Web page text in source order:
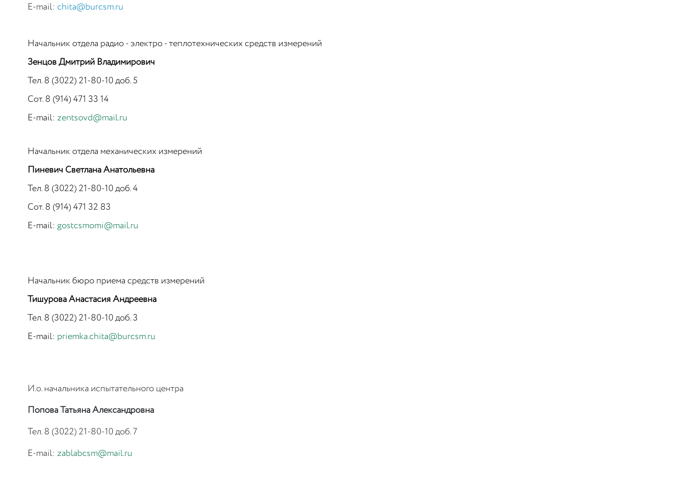
E-mail: chita@burcsm.ru
Начальник отдела радио - электро - теплотехнических средств измерений
Зенцов Дмитрий Владимирович
Тел. 8 (3022) 21-80-10 доб. 5
Сот.8 (914) 471 33 14
E-mail: zentsovd@mail.ru
Начальник отдела механических измерений
Пиневич Светлана Анатольевна
Тел. 8 (3022) 21-80-10 доб. 4
Сот.8 (914) 471 32 83
E-mail: gostcsmomi@mail.ru
Начальник бюро приема средств измерений
Тишурова Анастасия Андреевна
Тел. 8 (3022) 21-80-10 доб. 3
E-mail: priemka.chita@burcsm.ru
И.о. начальника испытательного центра
Попова Татьяна Александровна
Тел. 8 (3022) 21-80-10 доб. 7
E-mail: zablabcsm@mail.ru